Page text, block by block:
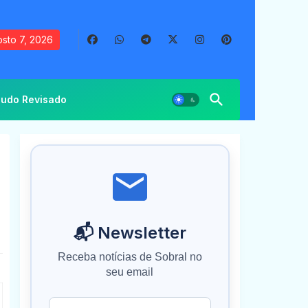
7, 2026
Revisado
📬 Newsletter
Receba notícias de Sobral no
seu email